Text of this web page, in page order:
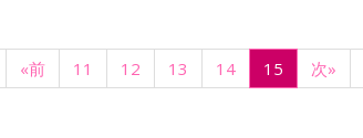
«前 11 12 13 14 15 次»